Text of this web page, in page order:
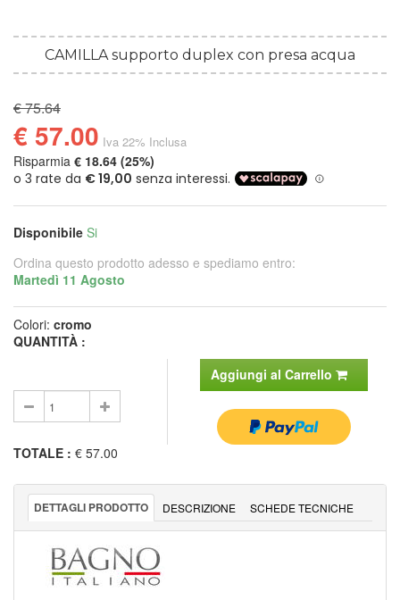
CAMILLA supporto duplex con presa acqua
€ 75.64
€ 57.00 Iva 22% Inclusa
Risparmia € 18.64 (25%)
Disponibile Si
Ordina questo prodotto adesso e spediamo entro:
Martedì 11 Agosto
Colori: cromo
QUANTITÀ :
Aggiungi al Carrello
TOTALE : € 57.00
DETTAGLI PRODOTTO DESCRIZIONE SCHEDE TECNICHE